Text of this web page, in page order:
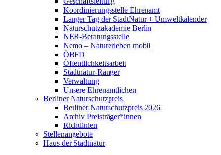
Koordinierungsstelle Ehrenamt
Langer Tag der StadtNatur + Umweltkalender
Naturschutzakademie Berlin
NER-Beratungsstelle
Nemo – Naturerleben mobil
ÖBFD
Öffentlichkeitsarbeit
Stadtnatur-Ranger
Verwaltung
Unsere Ehrenamtlichen
Berliner Naturschutzpreis
Berliner Naturschutzpreis 2026
Archiv Preisträger*innen
Richtlinien
Stellenangebote
Haus der Stadtnatur